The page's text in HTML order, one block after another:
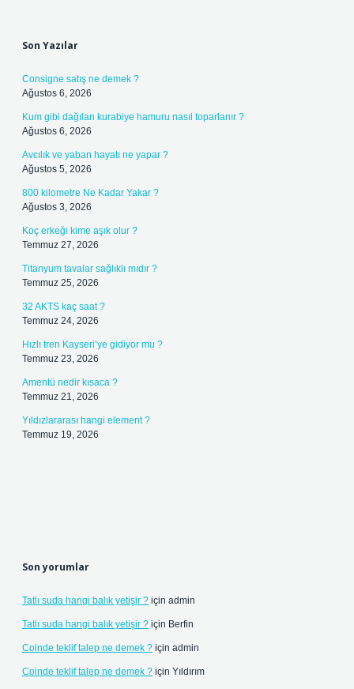
Son Yazılar
Consigne satış ne demek ?
Ağustos 6, 2026
Kum gibi dağılan kurabiye hamuru nasıl toparlanır ?
Ağustos 6, 2026
Avcılık ve yaban hayatı ne yapar ?
Ağustos 5, 2026
800 kilometre Ne Kadar Yakar ?
Ağustos 3, 2026
Koç erkeği kime aşık olur ?
Temmuz 27, 2026
Titanyum tavalar sağlıklı mıdır ?
Temmuz 25, 2026
32 AKTS kaç saat ?
Temmuz 24, 2026
Hızlı tren Kayseri’ye gidiyor mu ?
Temmuz 23, 2026
Amentü nedir kısaca ?
Temmuz 21, 2026
Yıldızlararası hangi element ?
Temmuz 19, 2026
Son yorumlar
Tatlı suda hangi balık yetişir ? için admin
Tatlı suda hangi balık yetişir ? için Berfin
Coinde teklif talep ne demek ? için admin
Coinde teklif talep ne demek ? için Yıldırım